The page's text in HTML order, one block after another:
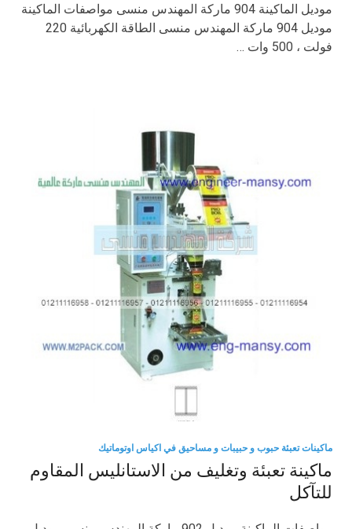
موديل الماكينة 904 ماركة المهندس منسى مواصفات الماكينة
موديل 904 ماركة المهندس منسى الطاقة الكهربائية 220
فولت ، 500 وات …
ماكينات تعبئة حبوب و حبيبات و مساحيق في اكياس اوتوماتيك
ماكينة تعبئة وتغليف من الاستانليس المقاوم
للتآكل